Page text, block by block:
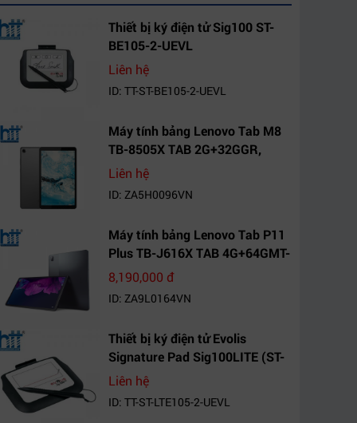
Thiết bị ký điện tử Sig100 ST-
BE105-2-UEVL
Liên hệ
ID: TT-ST-BE105-2-UEVL
Máy tính bảng Lenovo Tab M8
TB-8505X TAB 2G+32GGR,
VN_ZA5H0096VN
Liên hệ
ID: ZA5H0096VN
Máy tính bảng Lenovo Tab P11
Plus TB-J616X TAB 4G+64GMT-
VN Xanh Mòng
8,190,000 đ
ID: ZA9L0164VN
Thiết bị ký điện tử Evolis
Signature Pad Sig100LITE (ST-
LTE105-2-UEVL)
Liên hệ
ID: TT-ST-LTE105-2-UEVL